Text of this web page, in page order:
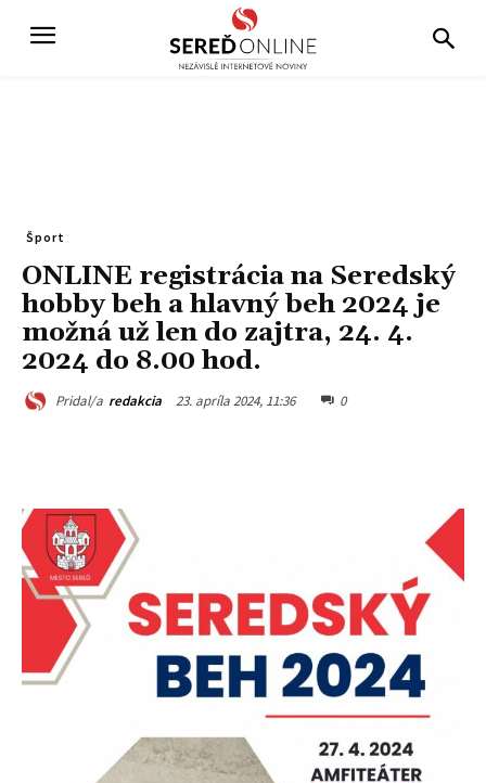
Šport
ONLINE registrácia na Seredský
hobby beh a hlavný beh 2024 je
možná už len do zajtra, 24. 4.
2024 do 8.00 hod.
Pridal/a redakcia 23. apríla 2024, 11:36 0